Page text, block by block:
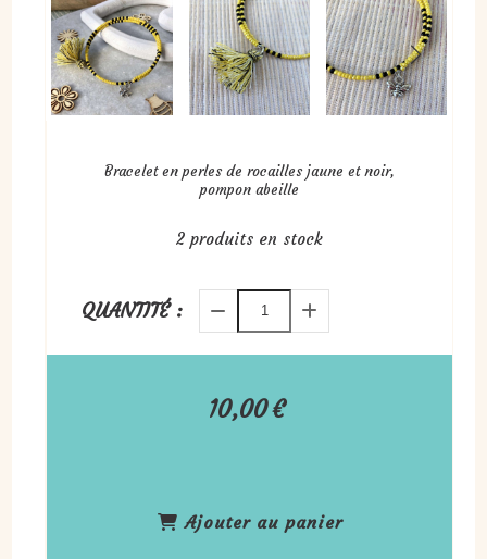
Bracelet en perles de rocailles jaune et noir,
pompon abeille
10,00€
2 produits en stock
QUANTITÉ :
Ajouter au panier